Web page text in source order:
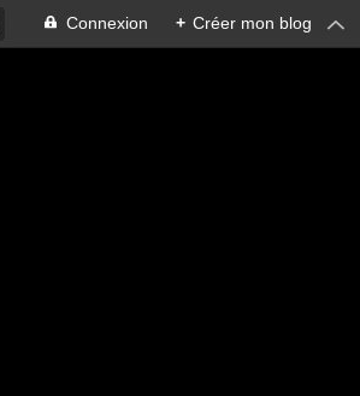
Connexion + Créer mon blog